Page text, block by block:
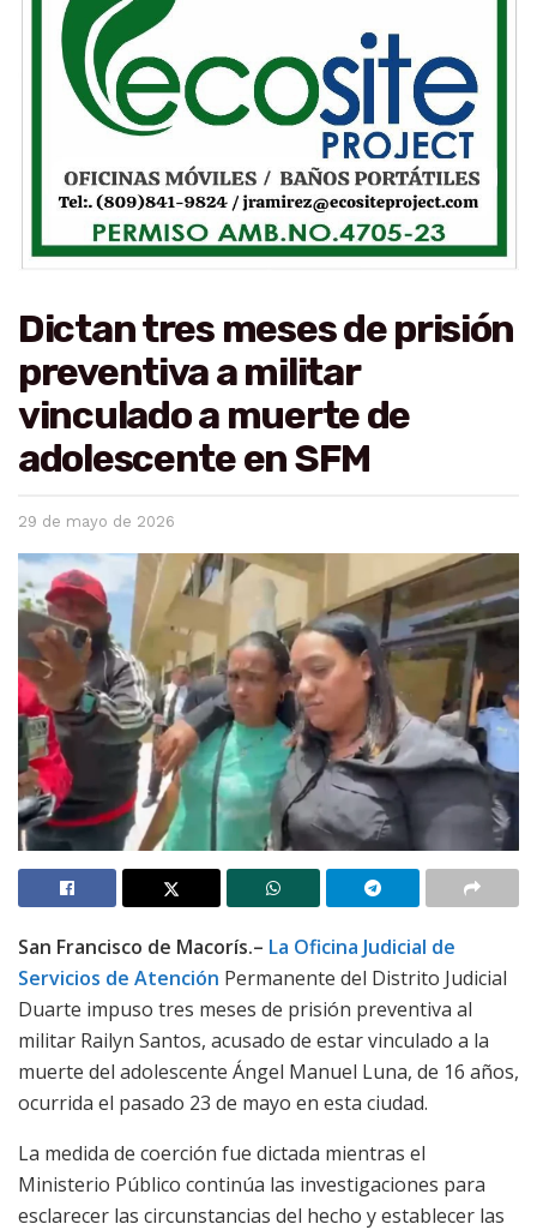
Dictan tres meses de prisión
preventiva a militar
vinculado a muerte de
adolescente en SFM
29 de mayo de 2026
San Francisco de Macorís.– La Oficina Judicial de
Servicios de Atención Permanente del Distrito Judicial
Duarte impuso tres meses de prisión preventiva al
militar Railyn Santos, acusado de estar vinculado a la
muerte del adolescente Ángel Manuel Luna, de 16 años,
ocurrida el pasado 23 de mayo en esta ciudad.
La medida de coerción fue dictada mientras el
Ministerio Público continúa las investigaciones para
esclarecer las circunstancias del hecho y establecer las